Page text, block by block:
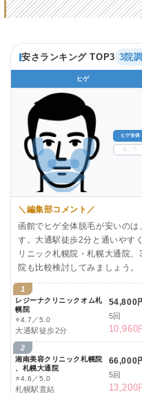
安さランキング TOP3 3院
ヒゲ
ヒゲ全体
あご下
＼編集部コメント／
函館でヒゲ全体脱毛が安いの
す。大通駅徒歩2分と通いやす
リニック札幌院・札幌大通院
院も比較検討してみましょう。
1
レジーナクリニックオム札
幌院
⭐4.7／5.0
大通駅徒歩2分
54,800
5回
10,960
2
湘南美容クリニック札幌院
、札幌大通院
⭐4.6／5.0
札幌駅直結
66,000
5回
13,200